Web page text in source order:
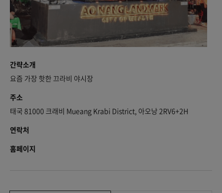
간략소개
요즘 가장 핫한 끄라비 야시장
주소
태국 81000 크래비 Mueang Krabi District, 아오낭 2RV6+2H
연락처
홈페이지